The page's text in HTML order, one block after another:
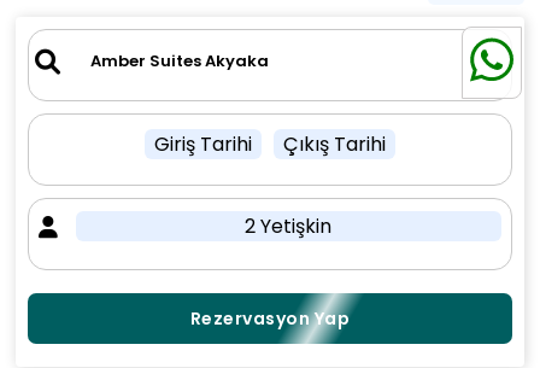
Giriş Tarihi Çıkış Tarihi
2 Yetişkin
Rezervasyon Yap